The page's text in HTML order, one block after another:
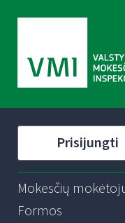
Prisijungti
Mokesčių
Formos